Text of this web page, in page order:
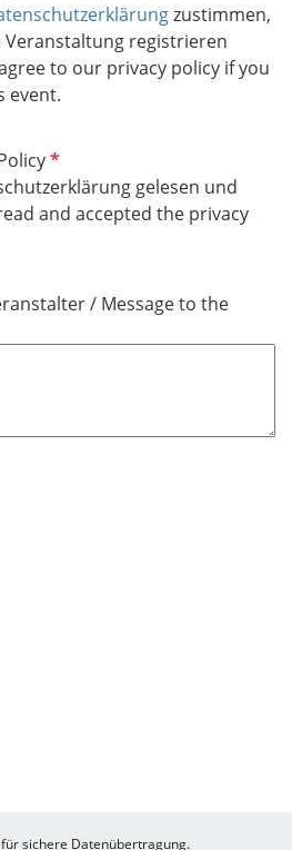
zustimmen,
Veranstaltung registrieren
to our privacy policy if you
event.
P
f
l
t
f
gelesen und
and accepted the privacy
/ Message to the
für sichere Datenübertragung.